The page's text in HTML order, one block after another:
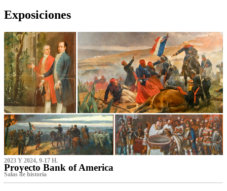
Exposiciones
2023 Y 2024, 9-17 H.
Proyecto Bank of America
S‌alas de historia